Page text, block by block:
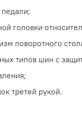
головки
поворотного
типов шин с
третей рукой.